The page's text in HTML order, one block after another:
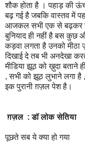
शौक होता है । पहाड़ की
बढ़ गई है जबकि वास्तव में
आजकल सभी एक से बढ़कर
बुनियाद ही नहीं है बस कुछ
कड़वा लगता है उनको
दिखाई दे तब भी अनदेखा
मीडिया झूठ को ख़ुदा बताने
, सभी को झूठ लुभाने लगा
इक पुरानी ग़ज़ल पेश है।
ग़ज़ल : डॉ लोक सेतिया
पूछते सब ये क्या हो गया